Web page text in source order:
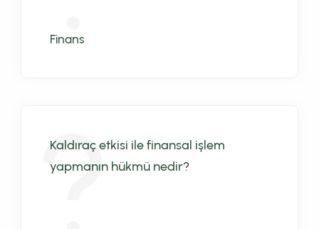
Finans
Kaldıraç etkisi ile finansal işlem
yapmanın hükmü nedir?